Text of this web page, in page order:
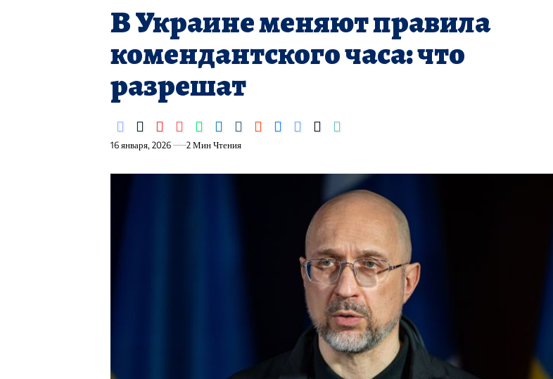
В Украине меняют правила
комендантского часа: что
разрешат
16 января, 2026 2 Мин Чтения